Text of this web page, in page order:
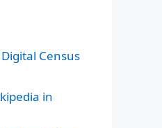
Digital Census
in